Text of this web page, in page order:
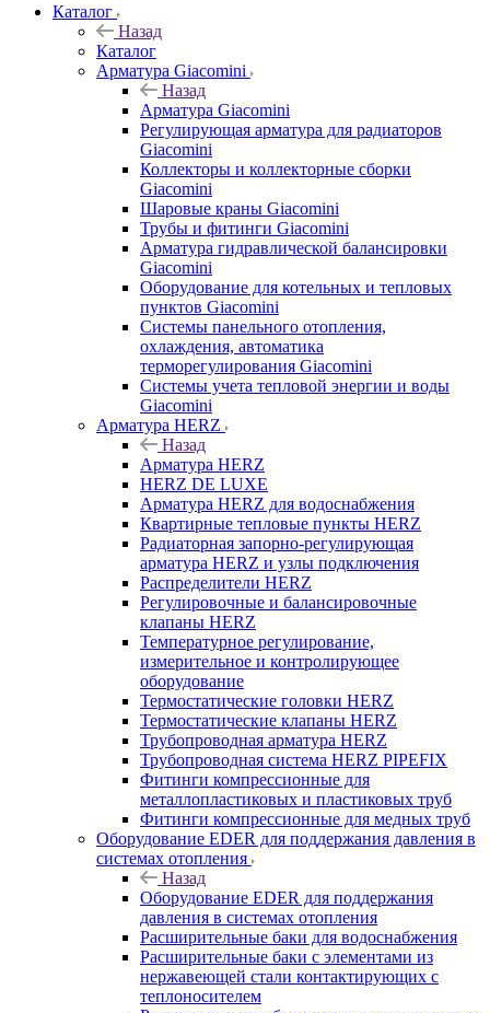
Каталог
Назад
Каталог
Арматура Giacomini
Назад
Арматура Giacomini
Регулирующая арматура для радиаторов
Giacomini
Коллекторы и коллекторные сборки
Giacomini
Шаровые краны Giacomini
Трубы и фитинги Giacomini
Арматура гидравлической балансировки
Giacomini
Оборудование для котельных и тепловых
пунктов Giacomini
Системы панельного отопления,
охлаждения, автоматика
терморегулирования Giacomini
Системы учета тепловой энергии и воды
Giacomini
Арматура HERZ
Назад
Арматура HERZ
HERZ DE LUXE
Арматура HERZ для водоснабжения
Квартирные тепловые пункты HERZ
Радиаторная запорно-регулирующая
арматура HERZ и узлы подключения
Распределители HERZ
Регулировочные и балансировочные
клапаны HERZ
Температурное регулирование,
измерительное и контролирующее
оборудование
Термостатические головки HERZ
Термостатические клапаны HERZ
Трубопроводная арматура HERZ
Трубопроводная система HERZ PIPEFIX
Фитинги компрессионные для
металлопластиковых и пластиковых труб
Фитинги компрессионные для медных труб
Оборудование EDER для поддержания давления в
системах отопления
Назад
Оборудование EDER для поддержания
давления в системах отопления
Расширительные баки для водоснабжения
Расширительные баки с элементами из
нержавеющей стали контактирующих с
теплоносителем